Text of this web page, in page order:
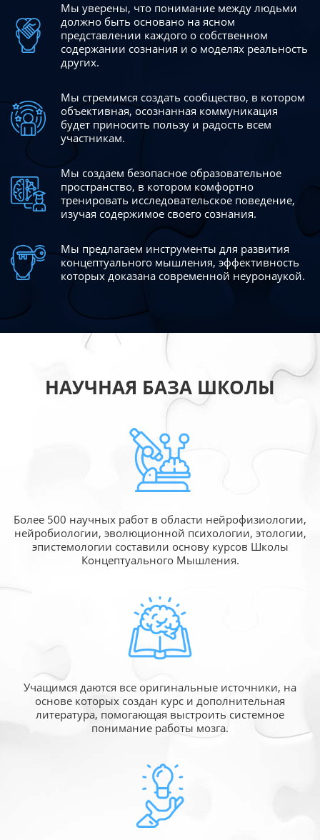
Мы уверены, что понимание между людьми
должно быть основано на ясном
представлении каждого о собственном
содержании сознания и о моделях реальность
других.
Мы стремимся создать сообщество, в котором
объективная, осознанная коммуникация
будет приносить пользу и радость всем
участникам.
Мы создаем безопасное образовательное
пространство, в котором комфортно
тренировать исследовательское поведение,
изучая содержимое своего сознания.
Мы предлагаем инструменты для развития
концептуального мышления, эффективность
которых доказана современной неуронаукой.
НАУЧНАЯ БАЗА ШКОЛЫ
Более 500 научных работ в области нейрофизиологии,
нейробиологии, эволюционной психологии, этологии,
эпистемологии составили основу курсов Школы
Концептуального Мышления.
Учащимся даются все оригинальные источники, на
основе которых создан курс и дополнительная
литература, помогающая выстроить системное
понимание работы мозга.